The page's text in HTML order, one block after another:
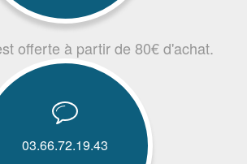
offerte à partir de 80€ d'achat.
03.66.72.19.43